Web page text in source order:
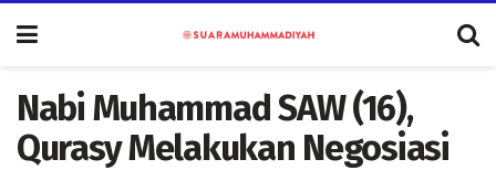
Nabi Muhammad SAW (16),
Qurasy Melakukan Negosiasi